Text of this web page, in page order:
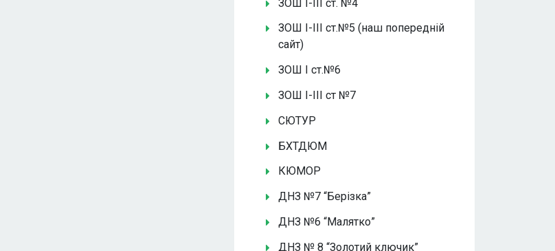
ЗОШ І-ІІІ ст. №4
ЗОШ І-ІІІ ст.№5 (наш попередній
сайт)
ЗОШ І ст.№6
ЗОШ І-ІІІ ст №7
СЮТУР
БХТДЮМ
КЮМОР
ДНЗ №7 “Берізка”
ДНЗ №6 “Малятко”
ДНЗ № 8 “Золотий ключик”